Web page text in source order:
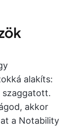
alakíts:
akkor
a Notability